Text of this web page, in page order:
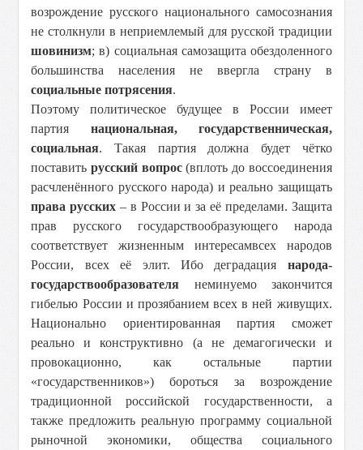
возрождение русского национального самосознания
не столкнули в неприемлемый для русской традиции
шовинизм; в) социальная самозащита обездоленного
большинства населения не ввергла страну в
социальные потрясения.
Поэтому политическое будущее в России имеет
партия национальная, государственническая,
социальная. Такая партия должна будет чётко
поставитьрусский вопрос(вплоть до воссоединения
расчленённого русского народа) и реально защищать
права русских – в России и за её пределами. Защита
прав русского государствообразующего народа
соответствует жизненным интересамвсех народов
России, всех её элит. Ибо деградация народа-
государствообразователя неминуемо закончится
гибелью России и прозябанием всех в ней живущих.
Национально ориентированная партия сможет
реально и конструктивно (а не демагогически и
провокационно, как остальные партии
«государственников») бороться за возрождение
традиционной российской государственности, а
также предложить реальную программу социальной
рыночной экономики, общества социального